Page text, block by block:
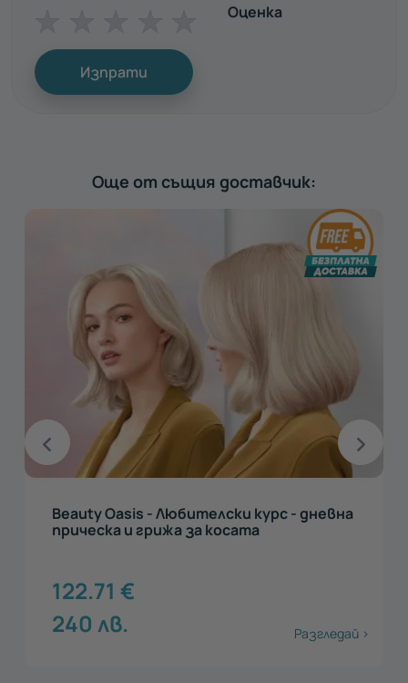
Оценка
Изпрати
Още от същия доставчик:
Beauty Oasis - Любителски курс - дневна
прическа и грижа за косата
122.71 €
240 лв. Разгледай >